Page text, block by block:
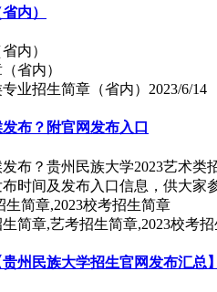
内）
内）
业招生简章（省内） 2023/6/14
布？附官网发布入口
布？贵州民族大学2023艺术
时间及发布入口信息，供大家
简章,艺考招生简章,2023校考
州民族大学招生官网发布汇总】